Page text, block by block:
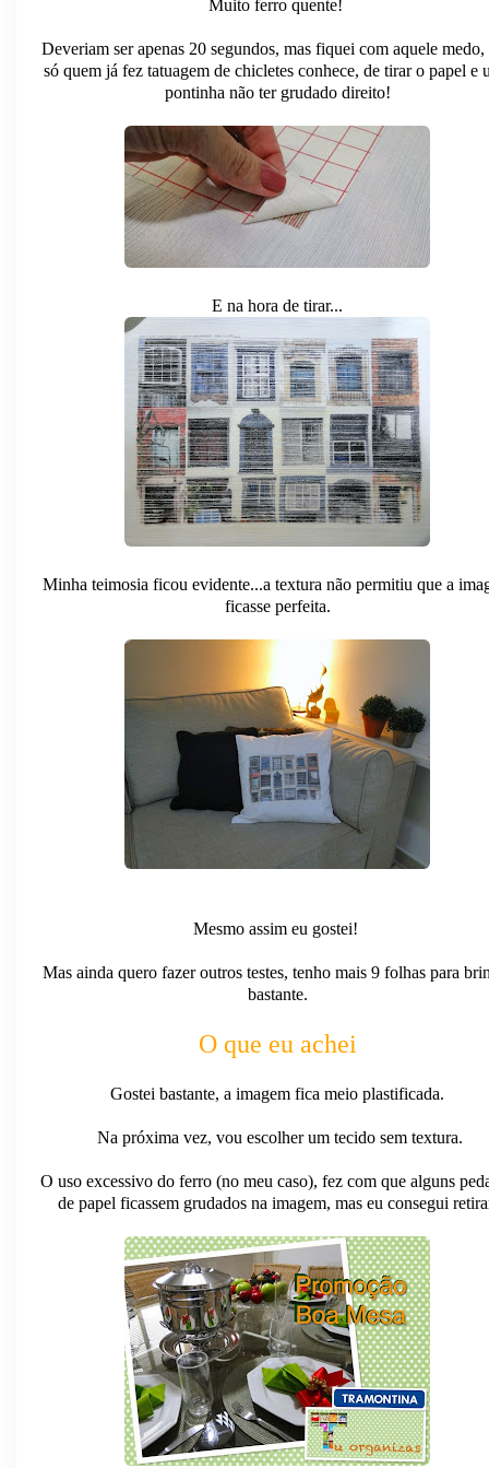
Muito ferro quente!
Deveriam ser apenas 20 segundos, mas fiquei com aquele medo,
só quem já fez tatuagem de chicletes conhece, de tirar o papel e
pontinha não ter grudado direito!
E na hora de tirar...
Minha teimosia ficou evidente...a textura não permitiu que a
ficasse perfeita.
Mesmo assim eu gostei!
Mas ainda quero fazer outros testes, tenho mais 9 folhas para
bastante.
O que eu achei
Gostei bastante, a imagem fica meio plastificada.
Na próxima vez, vou escolher um tecido sem textura.
O uso excessivo do ferro (no meu caso), fez com que alguns
de papel ficassem grudados na imagem, mas eu consegui